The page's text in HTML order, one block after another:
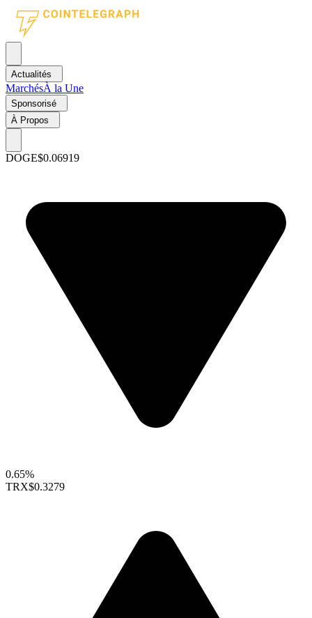
Actualités
MarchésÀ la Une
Sponsorisé
À Propos
DOGE$0.06919
0.65%
TRX$0.3279